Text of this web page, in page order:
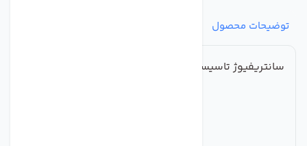
توضیحات محصول
سانتریفیوژ تاسیساتی